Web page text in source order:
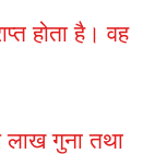
होता है। वह
लाख गुना तथा